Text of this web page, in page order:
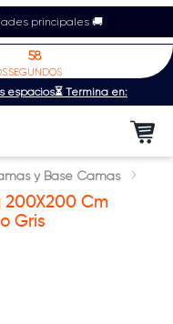
principales 🚚
espacios⏳ Termina en:
58
SEGUNDOS
y Base Camas
200X200 Cm
Gris